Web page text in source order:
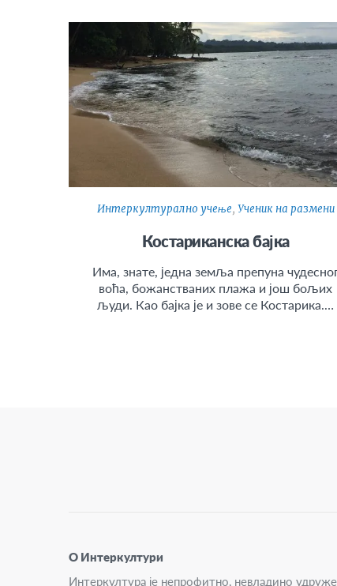
Интеркултурално учење, Ученик на размени
Костариканска бајка
Има, знате, једна земља препуна
воћа, божанстваних плажа и још бољих
људи. Као бајка је и зове се Костарика.…
О Интеркултури
Интеркултура је непрофитно, невладино